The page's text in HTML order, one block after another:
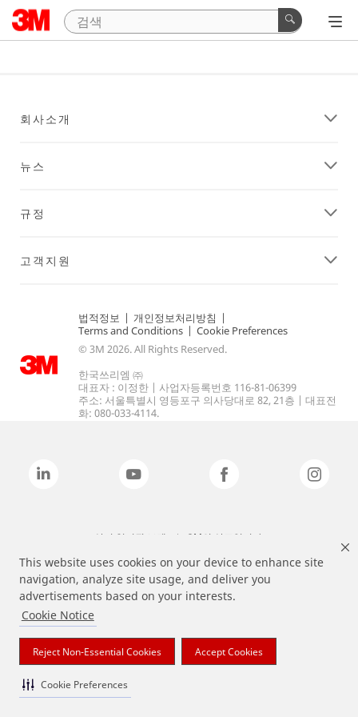
This website uses cookies on your device to enhance site
navigation, analyze site usage, and deliver you
advertisements based on your interests.
Cookie Notice
Reject Non-Essential Cookies Accept Cookies
Cookie Preferences
회사소개
뉴스
규정
고객지원
법적정보 | 개인정보처리방침 |
Terms and Conditions | Cookie Preferences
© 3M 2026. All Rights Reserved.
한국쓰리엠 ㈜
대표자 : 이정한 | 사업자등록번호 116-81-06399
주소: 서울특별시 영등포구 의사당대로 82, 21층 | 대표전
화: 080-033-4114.
상기 열거된 브랜드는 3M의 상표입니다.